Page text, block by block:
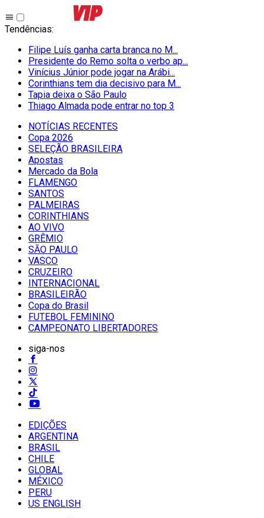
Tendências:
Filipe Luís ganha carta branca no M...
Presidente do Remo solta o verbo ap...
Vinícius Júnior pode jogar na Arábi...
Corinthians tem dia decisivo para M...
Tapia deixa o São Paulo
Thiago Almada pode entrar no top 3
NOTÍCIAS RECENTES
Copa 2026
SELEÇÃO BRASILEIRA
Apostas
Mercado da Bola
FLAMENGO
SANTOS
PALMEIRAS
CORINTHIANS
AO VIVO
GRÊMIO
SĀO PAULO
VASCO
CRUZEIRO
INTERNACIONAL
BRASILEIRÃO
Copa do Brasil
FUTEBOL FEMININO
CAMPEONATO LIBERTADORES
siga-nos
EDIÇÕES
ARGENTINA
BRASIL
CHILE
GLOBAL
MÉXICO
PERU
US ENGLISH